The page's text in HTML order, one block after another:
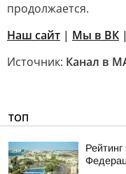
продолжается.
Наш сайт | Мы в ВК |
Источник: Канал в
ТОП